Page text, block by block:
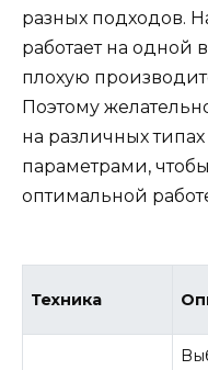
разных подходов.
работает на одной
плохую
Поэтому
на различных
параметрами,
оптимальной
Техника